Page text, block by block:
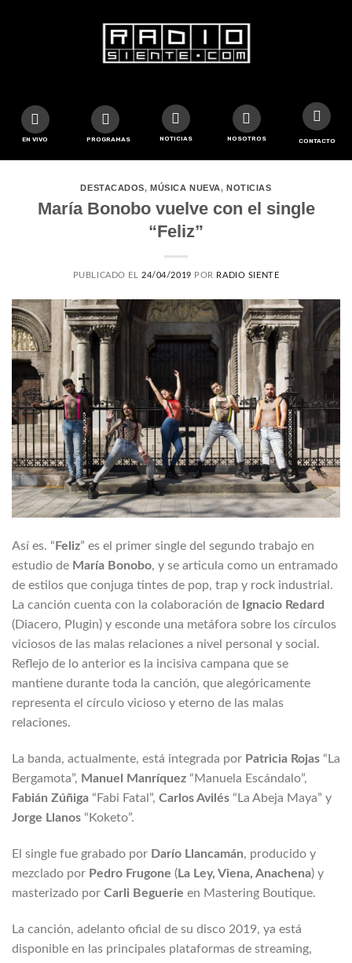
EN VIVO PROGRAMAS NOTICIAS NOSOTROS CONTACTO
DESTACADOS,MÚSICA NUEVA,NOTICIAS
María Bonobo vuelve con el single
“Feliz”
PUBLICADO EL24/04/2019 POR RADIO SIENTE
Así es. “ Feliz” es el primer single del segundo trabajo en
estudio de María Bonobo, y se articula como un entramado
de estilos que conjuga tintes de pop, trap y rock industrial.
La canción cuenta con la colaboración de Ignacio Redard
(Diacero, Plugin) y esconde una metáfora sobre los círculos
viciosos de las malas relaciones a nivel personal y social.
Reflejo de lo anterior es la incisiva campana que se
mantiene durante toda la canción, que alegóricamente
representa el círculo vicioso y eterno de las malas
relaciones.
La banda, actualmente, está integrada por Patricia Rojas “La
Bergamota”, Manuel Manríquez “Manuela Escándalo”,
Fabián Zúñiga “Fabi Fatal”, Carlos Avilés “La Abeja Maya” y
Jorge Llanos “Koketo”.
El single fue grabado por Darío Llancamán, producido y
mezclado por Pedro Frugone (La Ley, Viena, Anachena) y
masterizado por Carli Beguerie en Mastering Boutique.
La canción, adelanto oficial de su disco 2019, ya está
disponible en las principales plataformas de streaming,